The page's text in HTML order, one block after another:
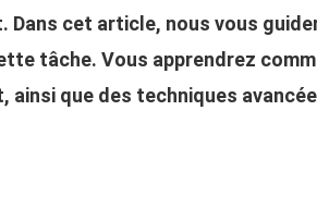
cet article, nous vous
tâche. Vous apprendrez
ainsi que des techniques